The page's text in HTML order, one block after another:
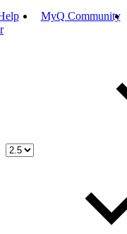
MyQ Community